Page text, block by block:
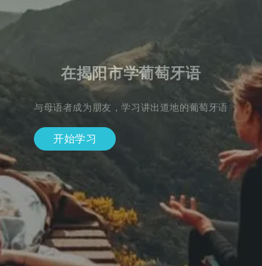
在揭阳市学葡萄牙语
与母语者成为朋友，学习讲出道地的葡萄牙语
开始学习